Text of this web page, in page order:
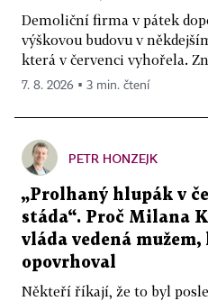
Demoliční firma v pátek
výškovou budovu v
která v červenci vyhořela.
7. 8. 2026 ▪ 3 min. čtení
PETR HONZEJK
„Prolhaný hlupák v
stáda“. Proč Milana
vláda vedená
opovrhoval
Někteří říkají, že to byl